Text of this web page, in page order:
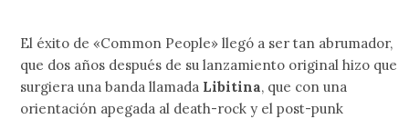
El éxito de «Common People» llegó a ser tan abrumador,
que dos años después de su lanzamiento original hizo que
surgiera una banda llamada Libitina, que con una
orientación apegada al death-rock y el post-punk